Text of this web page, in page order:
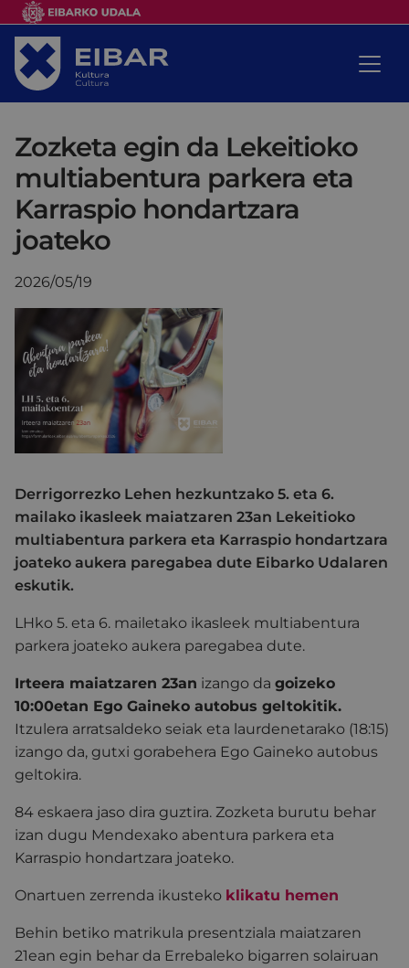
Zozketa egin da Lekeitioko
multiabentura parkera eta
Karraspio hondartzara
joateko
2026/05/19
Derrigorrezko Lehen hezkuntzako 5. eta 6.
mailako ikasleek maiatzaren 23an Lekeitioko
multiabentura parkera eta Karraspio hondartzara
joateko aukera paregabea dute Eibarko Udalaren
eskutik.
LHko 5. eta 6. mailetako ikasleek multiabentura
parkera joateko aukera paregabea dute.
Irteera maiatzaren 23an izango da goizeko
10:00etan Ego Gaineko autobus geltokitik.
Itzulera arratsaldeko seiak eta laurdenetarako (18:15)
izango da, gutxi gorabehera Ego Gaineko autobus
geltokira.
84 eskaera jaso dira guztira. Zozketa burutu behar
izan dugu Mendexako abentura parkera eta
Karraspio hondartzara joateko.
Onartuen zerrenda ikusteko klikatu hemen
Behin betiko matrikula presentziala maiatzaren
21ean egin behar da Errebaleko bigarren solairuan